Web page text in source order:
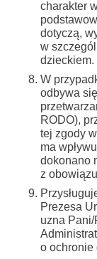
charakter
dotyczą,
w
dzieckiem.
W
odbywa
RODO),
tej zgody
ma
dokonano
z
Prezesa
uzna
o ochronie